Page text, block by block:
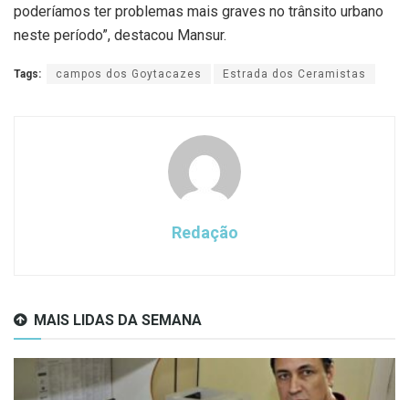
poderíamos ter problemas mais graves no trânsito urbano
neste período”, destacou Mansur.
Tags: campos dos Goytacazes Estrada dos Ceramistas
Redação
MAIS LIDAS DA SEMANA